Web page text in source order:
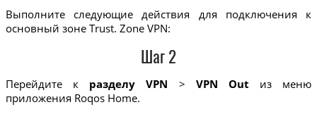
Выполните следующие действия для подключения к
основный зоне Trust. Zone VPN:
Шаг 2
Перейдите к разделу VPN > VPN Out из меню
приложения Roqos Home.